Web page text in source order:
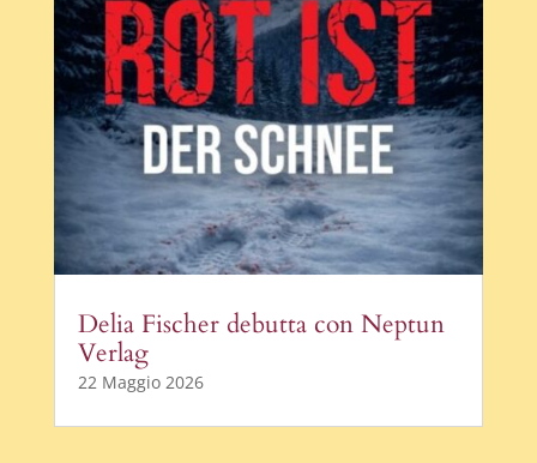
Delia Fischer debutta con Neptun
Verlag
22 Maggio 2026